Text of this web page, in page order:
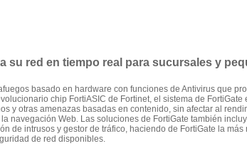
su red en tiempo real para sucursales y
basado en hardware con funciones de Antivirus que
chip FortiASIC de Fortinet, el sistema de
y otras amenazas basadas en contenido, sin afectar al
navegación Web. Las soluciones de FortiGate también
de intrusos y gestor de tráfico, haciendo de FortiGate la
de red disponibles.